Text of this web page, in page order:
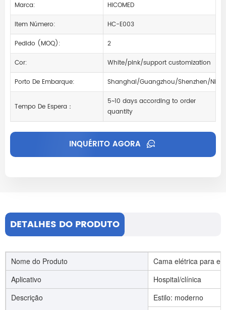
Marca:
HICOMED
Item Número:
HC-E003
Pedido (MOQ):
2
Cor:
White/pink/support customization
Porto De Embarque:
Shanghai/Guangzhou/Shenzhen/
Tempo De Espera：
5~10 days according to order
quantity
INQUÉRITO AGORA
DETALHES DO PRODUTO
Nome do Produto
Cama elétrica para
Aplicativo
Hospital/clínica
Descrição
Estilo: moderno